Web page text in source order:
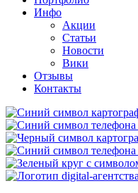
Инфо
Акции
Статьи
Новости
Вики
Отзывы
Контакты